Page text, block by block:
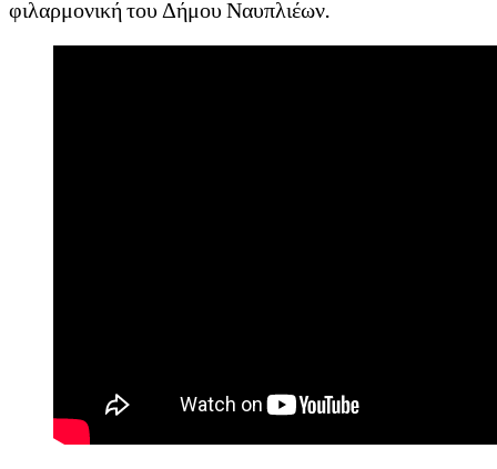
φιλαρμονική του Δήμου Ναυπλιέων.